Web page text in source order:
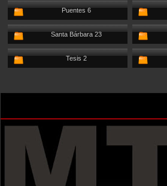
Puentes 6
Santa Bárbara 23
Tesis 2